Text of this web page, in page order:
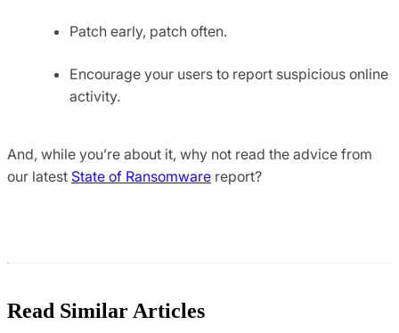
Patch early, patch often.
Encourage your users to report suspicious online
activity.
And, while you’re about it, why not read the advice from
our latest State of Ransomware report?
Read Similar Articles